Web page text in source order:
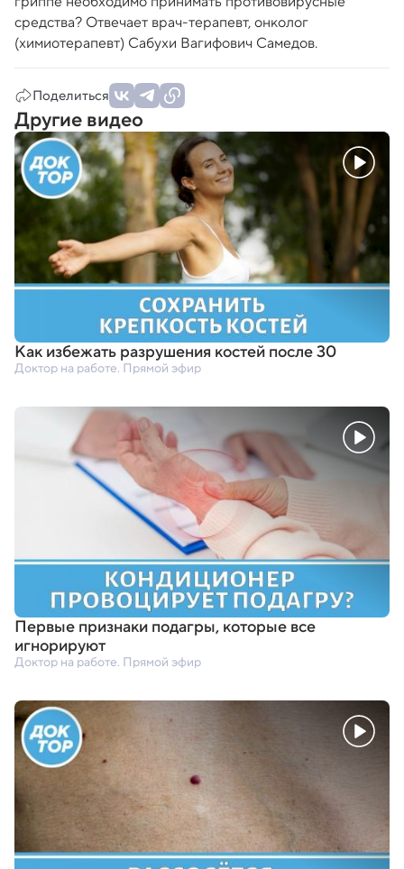
средства? Отвечает врач-терапевт, онколог
(химиотерапевт) Сабухи Вагифович Самедов.
Поделиться
Другие видео
Как избежать разрушения костей после 30
Доктор на работе. Прямой эфир
Первые признаки подагры,которые все
игнорируют
Доктор на работе. Прямой эфир